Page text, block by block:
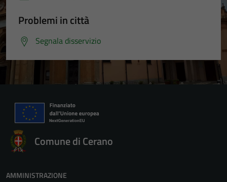
Problemi in città
Segnala disservizio
Comune di Cerano
AMMINISTRAZIONE